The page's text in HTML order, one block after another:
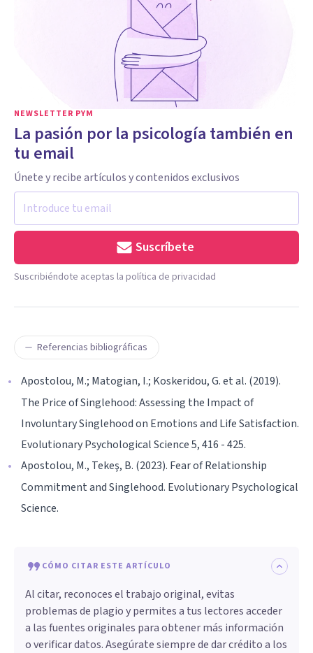
NEWSLETTER PYM
La pasión por la psicología también en
tu email
Únete y recibe artículos y contenidos exclusivos
Suscríbete
Suscribiéndote aceptas la política de privacidad
Referencias bibliográficas
Apostolou, M.; Matogian, I.; Koskeridou, G. et al. (2019).
The Price of Singlehood: Assessing the Impact of
Involuntary Singlehood on Emotions and Life Satisfaction.
Evolutionary Psychological Science 5, 416 - 425.
Apostolou, M., Tekeş, B. (2023). Fear of Relationship
Commitment and Singlehood. Evolutionary Psychological
Science.
CÓMO CITAR ESTE ARTÍCULO
Al citar, reconoces el trabajo original, evitas
problemas de plagio y permites a tus lectores acceder
a las fuentes originales para obtener más información
o verificar datos. Asegúrate siempre de dar crédito a los